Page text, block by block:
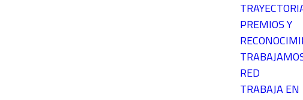
PREMIOS Y
RED
TRABAJA EN